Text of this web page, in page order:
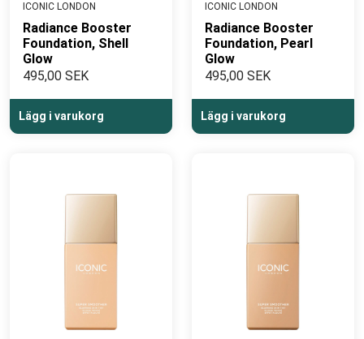
ICONIC LONDON
Radiance Booster
Foundation, Shell
Glow
495,00 SEK
Lägg i varukorg
ICONIC LONDON
Radiance Booster
Foundation, Pearl
Glow
495,00 SEK
Lägg i varukorg